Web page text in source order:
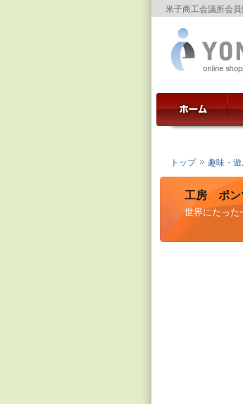
米子商工会議所会
トップ
趣味・
工房 ポン
世界にたった